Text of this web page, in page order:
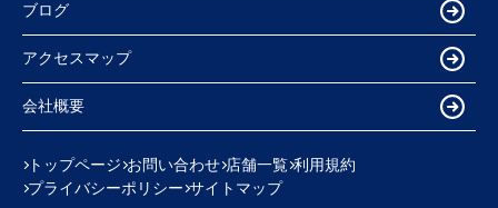
ブログ
アクセスマップ
会社概要
トップページ お問い合わせ 店舗一覧 利用規約
プライバシーポリシー サイトマップ